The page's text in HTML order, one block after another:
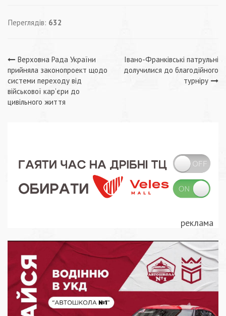
Переглядів: 632
Навігація
записів
Верховна Рада України
прийняла законопроект щодо
системи переходу від
військової кар’єри до
цивільного життя
Івано-Франківські патрульні
долучилися до благодійного
турніру